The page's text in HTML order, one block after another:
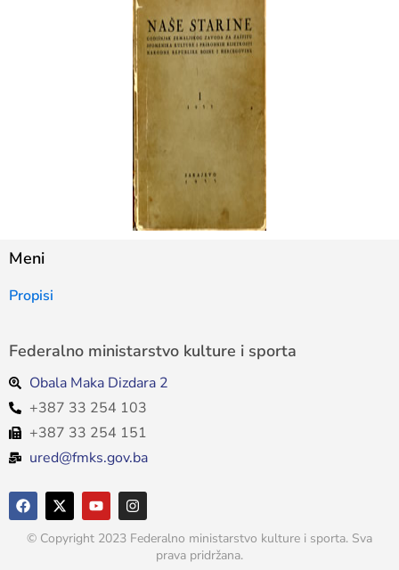
Meni
Propisi
Federalno ministarstvo kulture i sporta
Obala Maka Dizdara 2
+387 33 254 103
+387 33 254 151
ured@fmks.gov.ba
© Copyright 2023 Federalno ministarstvo kulture i sporta. Sva
prava pridržana.